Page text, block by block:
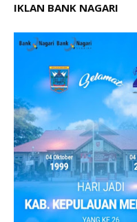
IKLAN BANK NAGARI